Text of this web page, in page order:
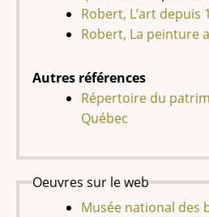
Robert, L’art depuis
Robert, La peinture
Autres références
Répertoire du
Québec
Oeuvres sur le web
Musée national des